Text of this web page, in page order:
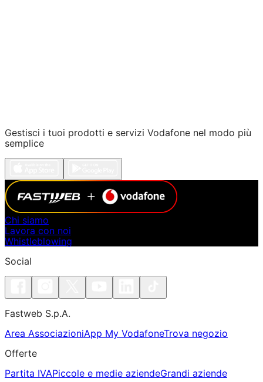
Gestisci i tuoi prodotti e servizi Vodafone nel modo più
semplice
Chi siamo
Lavora con noi
Whistleblowing
Social
Fastweb S.p.A.
Area AssociazioniApp My VodafoneTrova negozio
Offerte
Partita IVAPiccole e medie aziendeGrandi aziende